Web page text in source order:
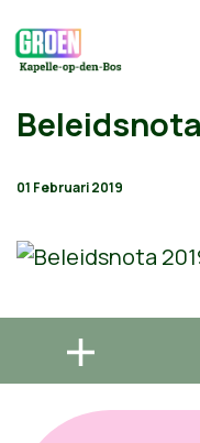
01 Februari 2019